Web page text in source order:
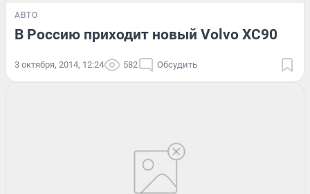
АВТО
В Россию приходит новый Volvo XC90
3 октября, 2014, 12:24 582 Обсудить